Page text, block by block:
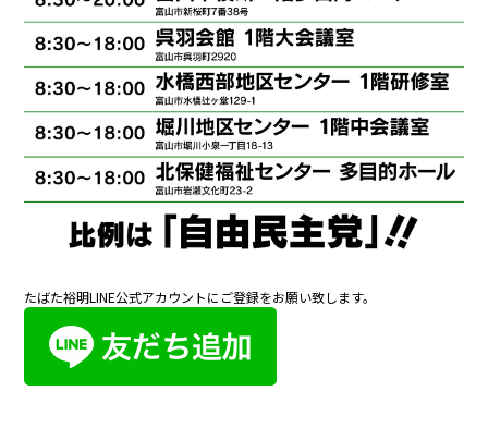
たばた裕明LINE公式アカウントにご登録をお願い致します。